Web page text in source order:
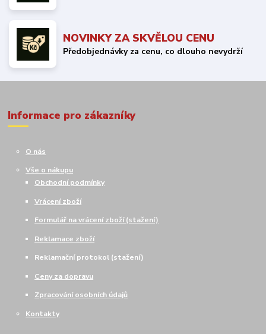
NOVINKY ZA SKVĚLOU CENU
Předobjednávky za cenu, co dlouho nevydrží
Informace pro zákazníky
O nás
Vše o nákupu
Obchodní podmínky
Vrácení zboží
Formulář na vrácení zboží (stažení)
Reklamace zboží
Reklamační protokol (stažení)
Ceny za dopravu
Zpracování osobních údajů
Kontakty